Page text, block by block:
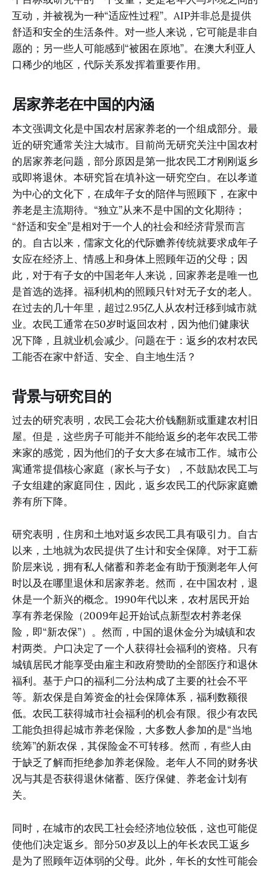
互动，并被视为一种“适应性过程”。AIP并非总是提供
舒适和安全的生活条件。对一些人来说，它可能是非自
愿的；另一些人可能感到“被困在原地”。在澳大利亚人
口稀少的地区，代际关系发挥着重要作用。
居家养老在中国的内涵
本文强调文化是中国农村居家养老的一个组成部分。最
近的研究通常关注大城市。目前尚无研究关注中国农村
的居家养老问题，部分原因是第一批农民工才刚刚返乡
或即将退休。本研究旨在填补这一研究空白。在以孝道
为中心的文化下，在成年子女的陪伴与照顾下，在家中
养老是主流期待。“独立”从来不是中国的文化期待；
“舒适和安全”是相对于一个人的社会和经济背景而言
的。自古以来，儒家文化的代际赡养传统就要求成年子
女应在经济上、情感上和身体上照顾年迈的父母；因
此，对于有子女的中国老年人来说，回家养老是唯一也
是首选的选择。福利机构的照顾只针对无子女的老人。
在过去的几十年里，超过2.95亿人从农村迁移到城市就
业。农民工通常在50岁时返回农村，因为他们健康状
况下降，且就业机会减少。问题在于：返乡的农村农民
工能否在家中舒适、安全、自主地生活？
背景与研究目的
过去的研究表明，农民工会花大价钱翻新或重建农村旧
屋。但是，这些房子可能并不能给返乡的老年农民工带
来家的感觉，因为他们的子女大多在城市工作。城市公
寓通常提倡核心家庭（家长与子女），不鼓励农民工与
子女组建的家庭同住，因此，返乡农民工的代际家庭赡
养有所下降。
研究表明，住房和土地对返乡农民工具有吸引力。自古
以来，土地就为农民提供了生计和安全保障。对于工薪
阶层来说，拥有私人储蓄和养老金有助于预测老年人何
时以及在哪里退休和居家养老。然而，在中国农村，退
休是一个新兴的概念。1990年代以来，农村居民开始
享有养老保险（2009年起开始试点新型农村养老保
险，即“新农保”）。然而，中国的退休金分为城镇和农
村两类。户口决定了一个人获得社会福利的资格。只有
城镇居民才能享受由雇主和政府赞助的全部医疗和退休
福利。基于户口的福利二分法构成了主要的社会不平
等。新农保是自筹资金的社会保障体系，福利数额很
低。农民工获得城市社会福利的机会有限。很少有农民
工能负担得起城市养老保险，大多数人参加的是“当地
统筹”的新农保，其保险金不可转移。然而，有些人由
于缺乏了解而拒绝参加养老保险。老年人不同的财务状
况与其是否获得退休储蓄、医疗保健、养老金计划有
关。
同时，在城市的农民工社会经济地位较低，这也可能促
使他们决定返乡。部分50岁及以上的年长农民工返乡
是为了照顾年迈体弱的父母。此外，年长的女性可能会